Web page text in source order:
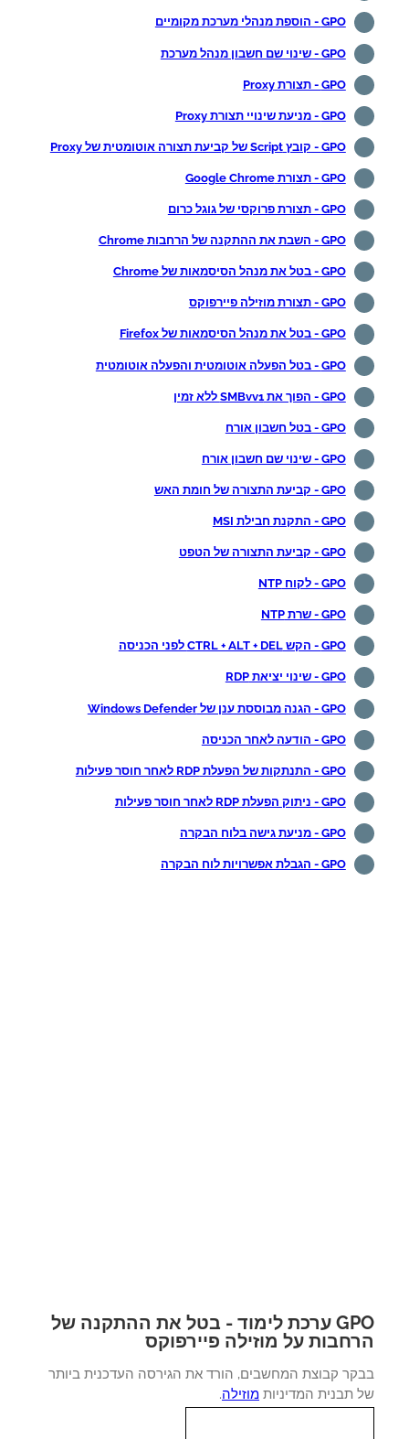
GPO - הוספת מנהלי מערכת מקומיים
GPO - שינוי שם חשבון מנהל מערכת
GPO - תצורת Proxy
GPO - מניעת שינויי תצורת Proxy
GPO - קובץ Script של קביעת תצורה אוטומטית של Proxy
GPO - תצורת Google Chrome
GPO - תצורת פרוקסי של גוגל כרום
GPO - השבת את ההתקנה של הרחבות Chrome
GPO - בטל את מנהל הסיסמאות של Chrome
GPO - תצורת מוזילה פיירפוקס
GPO - בטל את מנהל הסיסמאות של Firefox
GPO - בטל הפעלה אוטומטית והפעלה אוטומטית
GPO - הפוך את SMBvv1 ללא זמין
GPO - בטל חשבון אורח
GPO - שינוי שם חשבון אורח
GPO - קביעת התצורה של חומת האש
GPO - התקנת חבילת MSI
GPO - קביעת התצורה של הטפט
GPO - לקוח NTP
GPO - שרת NTP
GPO - הקש CTRL + ALT + DEL לפני הכניסה
GPO - שינוי יציאת RDP
GPO - הגנה מבוססת ענן של Windows Defender
GPO - הודעה לאחר הכניסה
GPO - התנתקות של הפעלת RDP לאחר חוסר פעילות
GPO - ניתוק הפעלת RDP לאחר חוסר פעילות
GPO - מניעת גישה בלוח הבקרה
GPO - הגבלת אפשרויות לוח הבקרה
GPO ערכת לימוד - בטל את ההתקנה של
על מוזילה פיירפוקס
קבוצת המחשבים, הורד את הגירסה העדכנית ביותר
תבנית המדיניותמוזילה.